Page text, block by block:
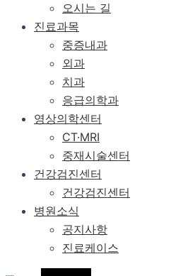
오시는 길
진료과목
중증내과
외과
치과
응급의학과
영상의학센터
CT·MRI
중재시술센터
건강검진센터
건강검진센터
병원소식
공지사항
진료케이스